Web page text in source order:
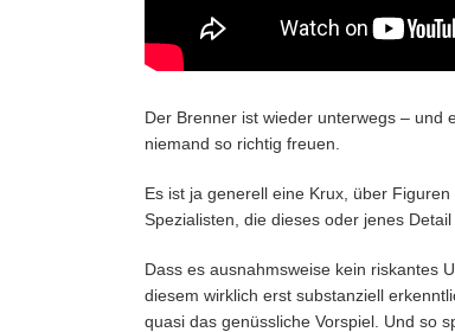
Der Brenner ist wieder unterwegs – und
niemand so richtig freuen.
Es ist ja generell eine Krux, über
Spezialisten, die dieses oder jenes
Dass es ausnahmsweise kein riskantes
diesem wirklich erst substanziell
quasi das genüssliche Vorspiel. Und so